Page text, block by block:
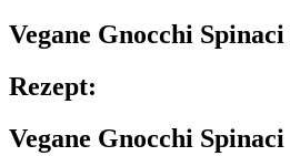
Vegane Gnocchi Spinaci
Rezept:
Vegane Gnocchi Spinaci